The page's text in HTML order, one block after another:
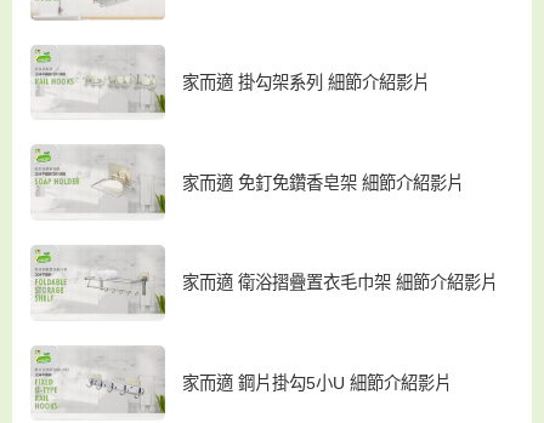
家而適 掛勾架系列 細節介紹影片
家而適 免釘免鑽香皂架 細節介紹影片
家而適 衛浴摺疊置衣毛巾架 細節介紹影片
家而適 鋼片掛勾5小U 細節介紹影片